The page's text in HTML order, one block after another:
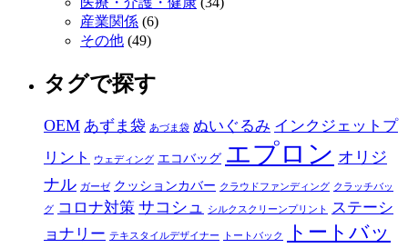
産業関係 (6)
その他 (49)
タグで探す
OEM あずま袋 あづま袋 ぬいぐるみ インクジェットプ
リント
ウェディング エコバッグ エプロン オリジ
ナル ガーゼ クッションカバー クラウドファンディング クラッチバッ
グ コロナ対策 サコシュ シルクスクリーンプリント
ステーシ
ョナリー テキスタイルデザイナー トートバック トートバッ